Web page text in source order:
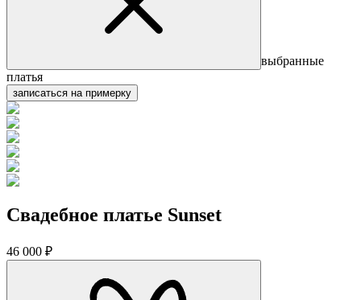
выбранные
платья
записаться на примерку
Свадебное платье Sunset
46 000 ₽